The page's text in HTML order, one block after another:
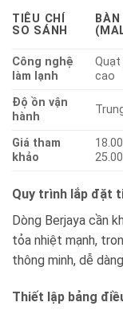
TIÊU CHÍ
SO SÁNH
Công nghệ
làm lạnh
cao
Độ ồn vận
hành
Giá tham
khảo
Quy trình lắp đặt
Dòng Berjaya cần
tỏa nhiệt mạnh,
thông minh, dễ
Thiết lập bảng